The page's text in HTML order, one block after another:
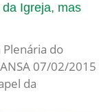
Igreja, mas
do
07/02/2015
da